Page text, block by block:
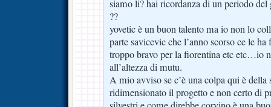
siamo li? hai ricordanza di un periodo
??
yovetic è un buon talento ma io non lo
parte savicevic che l’anno scorso ce le
troppo bravo per la fiorentina etc etc…io
all’altezza di mutu.
A mio avviso se c’è una colpa qui è della
ridimensionato il progetto e non certo di